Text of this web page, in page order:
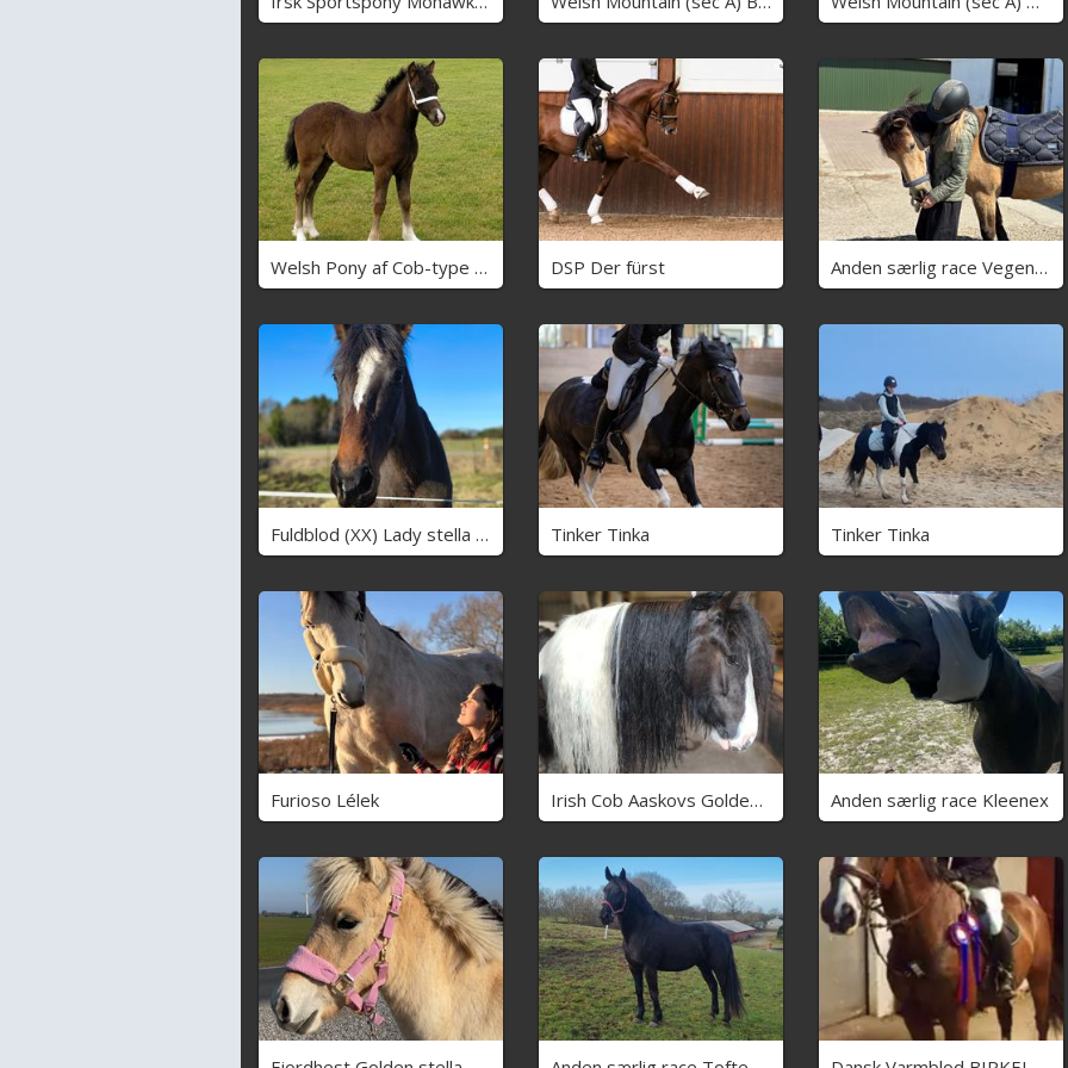
Welsh Pony af Cob-type (sec C) Skovly's Black Dancing Star DSP Der fürst Anden særlig race Vegenå Beautie
Fuldblod (XX) Lady stella xx Tinker Tinka Tinker Tinka
Furioso Lélek Irish Cob Aaskovs Golden Nala Anden særlig race Kleenex